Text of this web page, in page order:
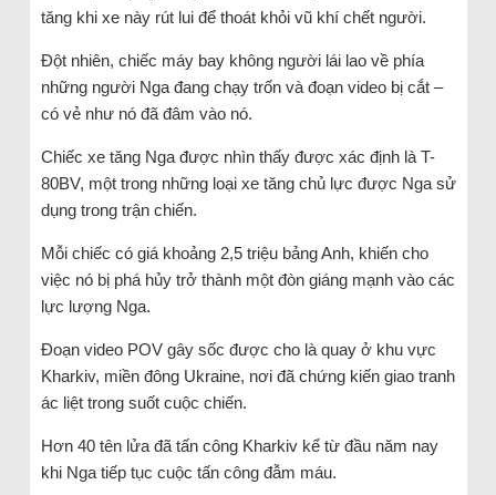
tăng khi xe này rút lui để thoát khỏi vũ khí chết người.
Đột nhiên, chiếc máy bay không người lái lao về phía
những người Nga đang chạy trốn và đoạn video bị cắt –
có vẻ như nó đã đâm vào nó.
Chiếc xe tăng Nga được nhìn thấy được xác định là T-
80BV, một trong những loại xe tăng chủ lực được Nga sử
dụng trong trận chiến.
Mỗi chiếc có giá khoảng 2,5 triệu bảng Anh, khiến cho
việc nó bị phá hủy trở thành một đòn giáng mạnh vào các
lực lượng Nga.
Đoạn video POV gây sốc được cho là quay ở khu vực
Kharkiv, miền đông Ukraine, nơi đã chứng kiến giao tranh
ác liệt trong suốt cuộc chiến.
Hơn 40 tên lửa đã tấn công Kharkiv kể từ đầu năm nay
khi Nga tiếp tục cuộc tấn công đẫm máu.